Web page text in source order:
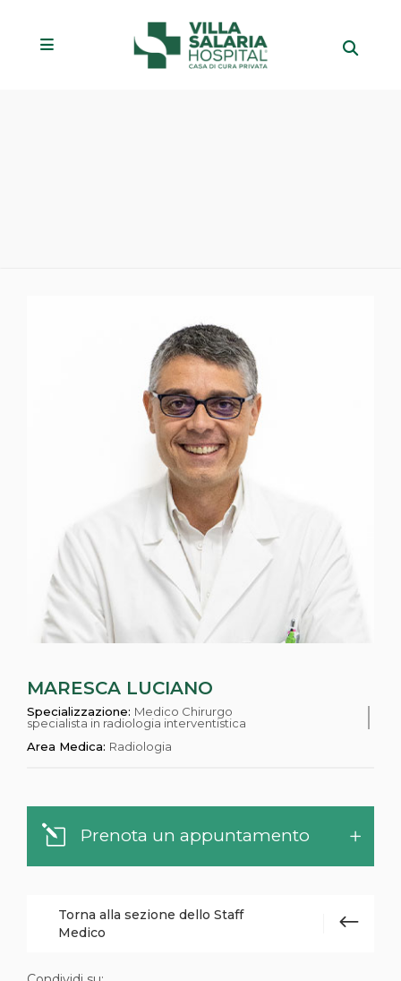
MARESCA LUCIANO
Specializzazione: Medico Chirurgo
specialista in radiologia interventistica
Area Medica: Radiologia
Prenota un appuntamento
Torna alla sezione dello Staff
Medico